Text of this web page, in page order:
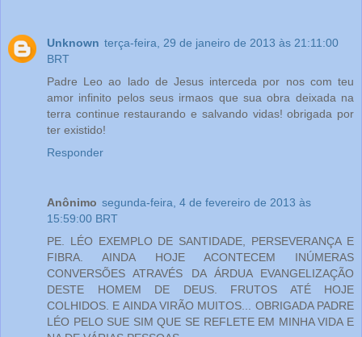
Unknown terça-feira, 29 de janeiro de 2013 às 21:11:00
BRT
Padre Leo ao lado de Jesus interceda por nos com teu
amor infinito pelos seus irmaos que sua obra deixada na
terra continue restaurando e salvando vidas! obrigada por
ter existido!
Responder
Anônimo segunda-feira, 4 de fevereiro de 2013 às
15:59:00 BRT
PE. LÉO EXEMPLO DE SANTIDADE, PERSEVERANÇA E
FIBRA. AINDA HOJE ACONTECEM INÚMERAS
CONVERSÕES ATRAVÉS DA ÁRDUA EVANGELIZAÇÃO
DESTE HOMEM DE DEUS. FRUTOS ATÉ HOJE
COLHIDOS. E AINDA VIRÃO MUITOS... OBRIGADA PADRE
LÉO PELO SUE SIM QUE SE REFLETE EM MINHA VIDA E